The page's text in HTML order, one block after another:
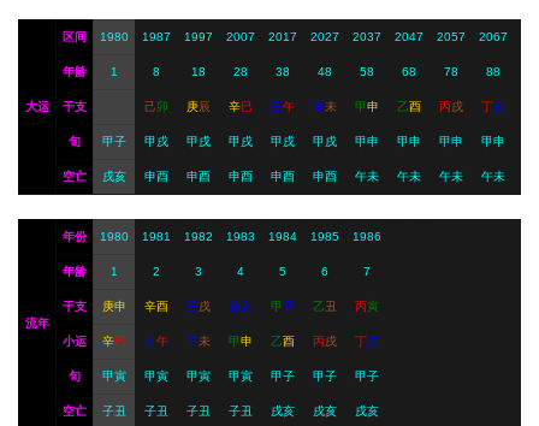
大运
区间 1980 1987 1997 2007 2017 2027 2037 2047 2057 2067
年龄 1 8 18 28 38 48 58 68 78 88
干支 己卯 庚辰 辛巳 壬午 癸未 甲申 乙酉 丙戌 丁亥
旬 甲子 甲戌 甲戌 甲戌 甲戌 甲戌 甲申 甲申 甲申 甲申
空亡 戌亥 申酉 申酉 申酉 申酉 申酉 午未 午未 午未 午未
流年
年份 1980 1981 1982 1983 1984 1985 1986
年龄 1 2 3 4 5 6 7
干支 庚申 辛酉 壬戌 癸亥 甲子 乙丑 丙寅
小运 辛巳 壬午 癸未 甲申 乙酉 丙戌 丁亥
旬 甲寅 甲寅 甲寅 甲寅 甲子 甲子 甲子
空亡 子丑 子丑 子丑 子丑 戌亥 戌亥 戌亥